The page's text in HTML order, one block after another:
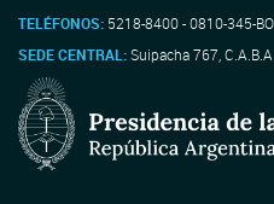
TELÉFONOS: 5218-8400 - 0810-345-
SEDE CENTRAL:Suipacha 767,